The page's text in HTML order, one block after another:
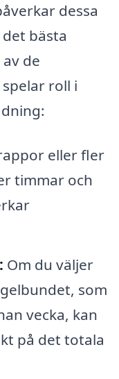
dessa
bästa
de
roll i
eller fler
timmar och
Om du väljer
som
vecka, kan
på det totala